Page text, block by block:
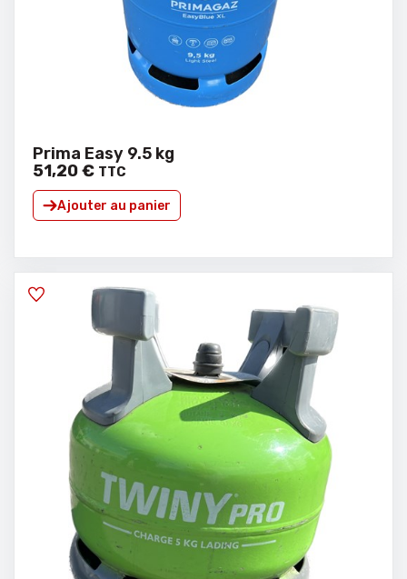
Prima Easy 9.5 kg
51,20€ TTC
Ajouter au panier